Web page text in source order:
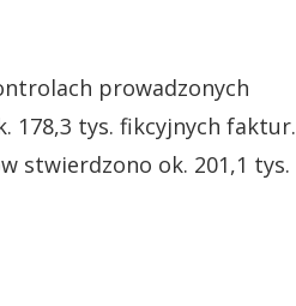
prowadzonych
178,3 tys. fikcyjnych faktur.
stwierdzono ok. 201,1 tys.